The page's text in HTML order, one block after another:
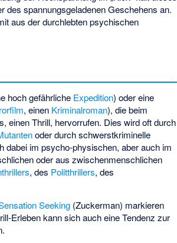
des spannungsgeladenen Geschehens an.
aus der durchlebten psychischen
hoch gefährliche Expedition) oder eine
, einen Kriminalroman), die beim
einen Thrill, hervorrufen. Dies wird oft durch
oder durch schwerstkriminelle
dabei im psycho-physischen, aber auch im
oder aus zwischenmenschlichen
, des Politthrillers, des
Seeking (Zuckerman) markieren
Erleben kann sich auch eine Tendenz zur